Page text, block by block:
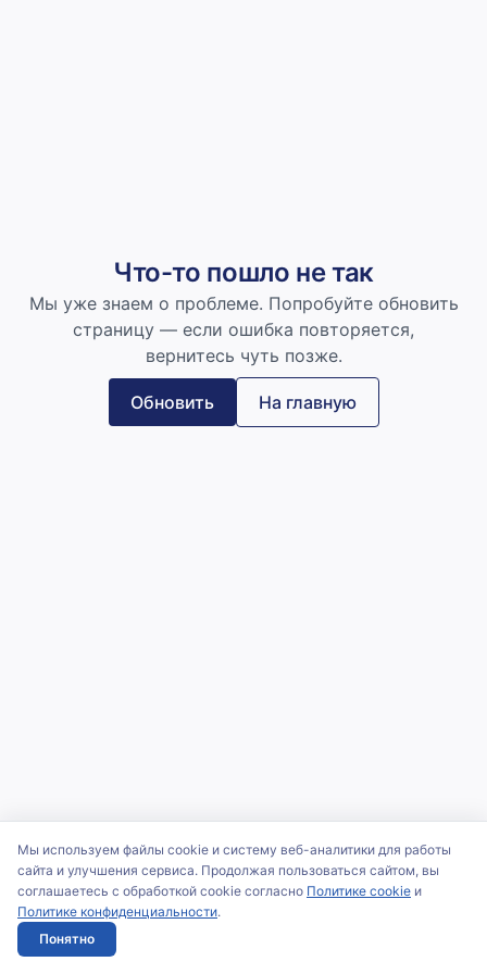
Что-то пошло не так
Мы уже знаем о проблеме. Попробуйте обновить
страницу — если ошибка повторяется,
вернитесь чуть позже.
Обновить На главную
Мы используем файлы cookie и систему веб-аналитики для работы
сайта и улучшения сервиса. Продолжая пользоваться сайтом, вы
соглашаетесь с обработкой cookie согласно Политике cookie и
Политике конфиденциальности.
Понятно